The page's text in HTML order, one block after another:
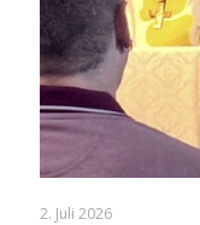
2. Juli 2026